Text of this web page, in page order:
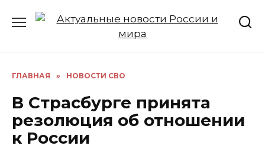
ГЛАВНАЯ » НОВОСТИ СВО
В Страсбурге принята
резолюция об отношении
к России